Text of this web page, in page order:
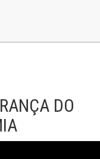
DO